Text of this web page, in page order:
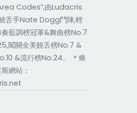
Codes”,由Ludacris
舌手Nate Dogg鬥陣,輕
藍調榜冠軍&舞曲榜No.7
闖關全美饒舌榜No.7 &
&流行榜No.24。 ＊條
網站：